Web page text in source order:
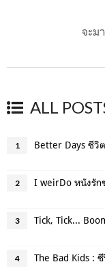
จะม
ALL
1
2 I weirDo หนังรัก
3
4